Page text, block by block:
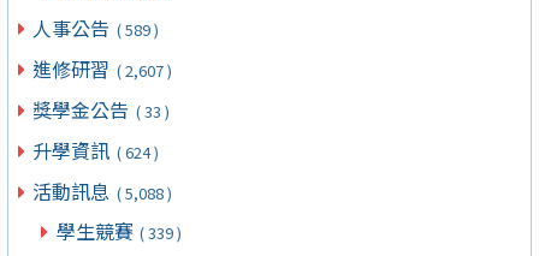
人事公告 ( 589 )
進修研習 ( 2,607 )
獎學金公告 ( 33 )
升學資訊 ( 624 )
活動訊息 ( 5,088 )
學生競賽 ( 339 )